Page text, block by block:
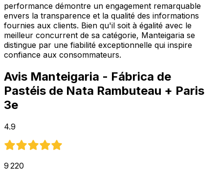
performance démontre un engagement remarquable
envers la transparence et la qualité des informations
fournies aux clients. Bien qu'il soit à égalité avec le
meilleur concurrent de sa catégorie, Manteigaria se
distingue par une fiabilité exceptionnelle qui inspire
confiance aux consommateurs.
Avis Manteigaria - Fábrica de
Pastéis de Nata Rambuteau + Paris
3e
4.9
9 220